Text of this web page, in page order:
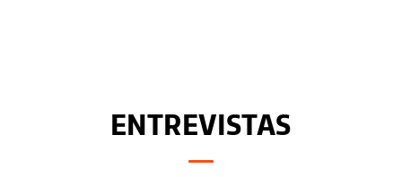
ENTREVISTAS